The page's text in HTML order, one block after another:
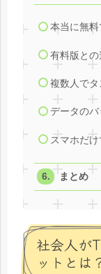
本当に無料
有料版と
複数人で
データの
スマホだ
まとめ
社会人が
ットとは